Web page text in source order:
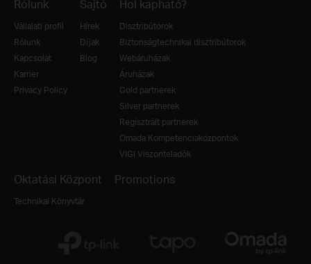
Rólunk
Vállalati profil
Rólunk
Kapcsolat
Karrier
Privacy Policy
Sajtó
Hírek
Díjak
Blog
Hol kapható?
Disztribútorok
Biztonságtechnikai disztribútorok
Webáruházak
Áruházak
Gold partnerek
Silver partnerek
Regisztrált partnerek
Omada Kompetenciaközpontok
VIGI Viszonteladók
Oktatási Központ
Technikai Könyvtár
Promotions